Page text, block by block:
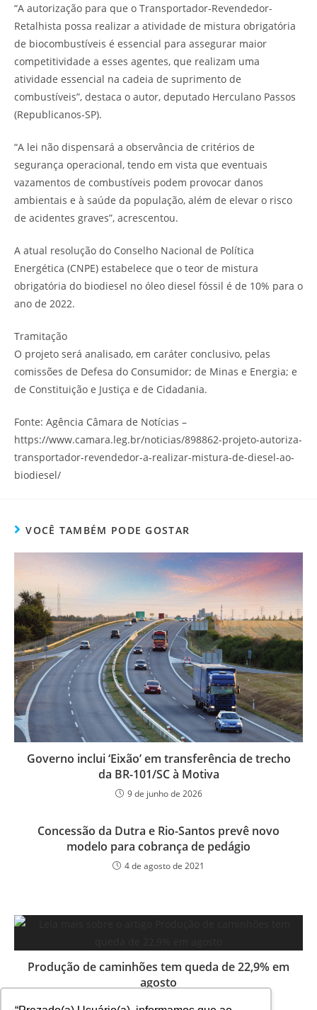
“A autorização para que o Transportador-Revendedor-
Retalhista possa realizar a atividade de mistura obrigatória
de biocombustíveis é essencial para assegurar maior
competitividade a esses agentes, que realizam uma
atividade essencial na cadeia de suprimento de
combustíveis”, destaca o autor, deputado Herculano Passos
(Republicanos-SP).
“A lei não dispensará a observância de critérios de
segurança operacional, tendo em vista que eventuais
vazamentos de combustíveis podem provocar danos
ambientais e à saúde da população, além de elevar o risco
de acidentes graves”, acrescentou.
A atual resolução do Conselho Nacional de Política
Energética (CNPE) estabelece que o teor de mistura
obrigatória do biodiesel no óleo diesel fóssil é de 10% para o
ano de 2022.
Tramitação
O projeto será analisado, em caráter conclusivo, pelas
comissões de Defesa do Consumidor; de Minas e Energia; e
de Constituição e Justiça e de Cidadania.
Fonte: Agência Câmara de Notícias –
https://www.camara.leg.br/noticias/898862-projeto-autoriza-
transportador-revendedor-a-realizar-mistura-de-diesel-ao-
biodiesel/
VOCÊ TAMBÉM PODE GOSTAR
Governo inclui ‘Eixão’ em transferência de trecho
da BR-101/SC à Motiva
9 de junho de 2026
Concessão da Dutra e Rio-Santos prevê novo
modelo para cobrança de pedágio
4 de agosto de 2021
Produção de caminhões tem queda de 22,9% em
agosto